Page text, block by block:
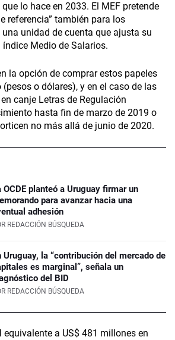
lo hace en 2033. El MEF pretende
referencia” también para los
una unidad de cuenta que ajusta su
Medio de Salarios.
la opción de comprar estos papeles
o dólares), y en el caso de las
canje Letras de Regulación
hasta fin de marzo de 2019 o
no más allá de junio de 2020.
OCDE planteó a Uruguay firmar un
para avanzar hacia una
adhesión
REDACCIÓN BÚSQUEDA
Uruguay, la “contribución del mercado de
es marginal”, señala un
del BID
REDACCIÓN BÚSQUEDA
a US$ 481 millones en